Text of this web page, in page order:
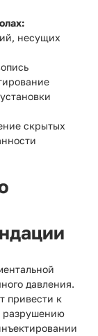
несущих
скрытых
давления.
привести к
разрушению